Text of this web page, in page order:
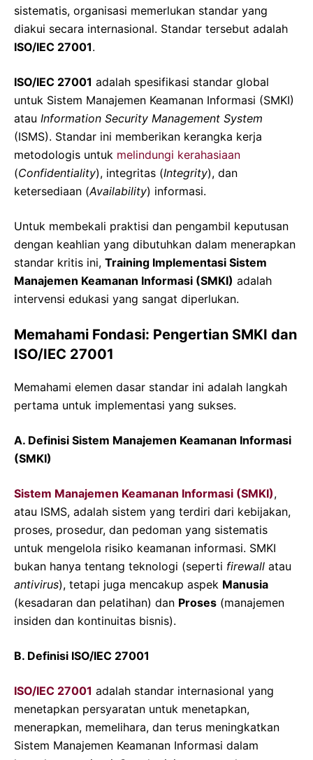
sistematis, organisasi memerlukan standar yang
diakui secara internasional. Standar tersebut adalah
ISO/IEC 27001.
ISO/IEC 27001 adalah spesifikasi standar global
untuk Sistem Manajemen Keamanan Informasi (SMKI)
atau Information Security Management System
(ISMS). Standar ini memberikan kerangka kerja
metodologis untuk melindungi kerahasiaan
(Confidentiality), integritas (Integrity), dan
ketersediaan (Availability) informasi.
Untuk membekali praktisi dan pengambil keputusan
dengan keahlian yang dibutuhkan dalam menerapkan
standar kritis ini, Training Implementasi Sistem
Manajemen Keamanan Informasi (SMKI) adalah
intervensi edukasi yang sangat diperlukan.
Memahami Fondasi: Pengertian SMKI dan
ISO/IEC 27001
Memahami elemen dasar standar ini adalah langkah
pertama untuk implementasi yang sukses.
A. Definisi Sistem Manajemen Keamanan Informasi
(SMKI)
Sistem Manajemen Keamanan Informasi (SMKI),
atau ISMS, adalah sistem yang terdiri dari kebijakan,
proses, prosedur, dan pedoman yang sistematis
untuk mengelola risiko keamanan informasi. SMKI
bukan hanya tentang teknologi (seperti firewall atau
antivirus), tetapi juga mencakup aspek Manusia
(kesadaran dan pelatihan) dan Proses (manajemen
insiden dan kontinuitas bisnis).
B. Definisi ISO/IEC 27001
ISO/IEC 27001 adalah standar internasional yang
menetapkan persyaratan untuk menetapkan,
menerapkan, memelihara, dan terus meningkatkan
Sistem Manajemen Keamanan Informasi dalam